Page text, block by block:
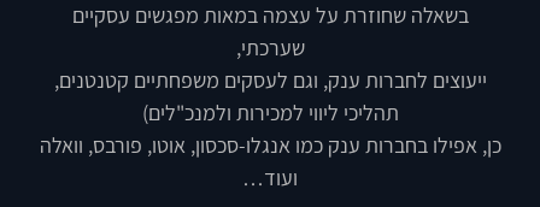
בשאלה שחוזרת על עצמה במאות מפגשים עסקיים
שערכתי,
ייעוצים לחברות ענק, וגם לעסקים משפחתיים קטנטנים,
תהליכי ליווי למכירות ולמנכ"לים)
כן, אפילו בחברות ענק כמו אנגלו-סכסון, אוטו, פורבס, וואלה
ועוד…